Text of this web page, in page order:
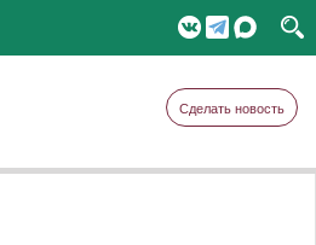
Сделать новость